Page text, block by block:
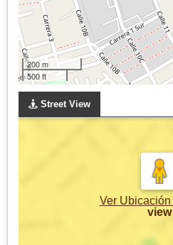
200 m
500 ft
Street View
Ver Ubicación
view